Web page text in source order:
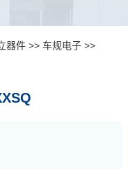
器件 >> 车规电子 >>